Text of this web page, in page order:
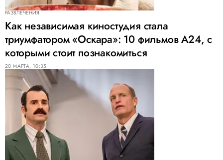
РАЗВЛЕЧЕНИЯ
Как независимая киностудия стала
триумфатором «Оскара»: 10 фильмов A24, с
которыми стоит познакомиться
20 МАРТА, 10:35